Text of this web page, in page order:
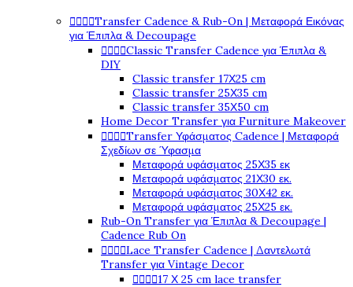
Transfer Cadence & Rub-On | Μεταφορά Εικόνας
για Έπιπλα & Decoupage
Classic Transfer Cadence για Έπιπλα &
DIY
Classic transfer 17Χ25 cm
Classic transfer 25Χ35 cm
Classic transfer 35Χ50 cm
Home Decor Transfer για Furniture Makeover
Transfer Υφάσματος Cadence | Μεταφορά
Σχεδίων σε Ύφασμα
Μεταφορά υφάσματος 25Χ35 εκ
Μεταφορά υφάσματος 21Χ30 εκ.
Μεταφορά υφάσματος 30Χ42 εκ.
Μεταφορά υφάσματος 25Χ25 εκ.
Rub-On Transfer για Έπιπλα & Decoupage |
Cadence Rub On
Lace Transfer Cadence | Δαντελωτά
Transfer για Vintage Decor
17 Χ 25 cm lace transfer